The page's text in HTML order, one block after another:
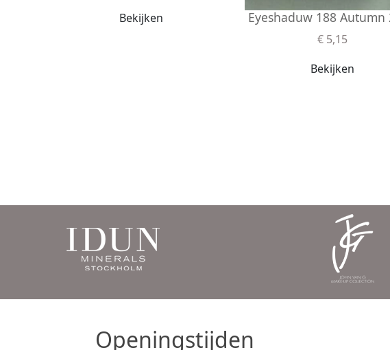
Bekijken Eyeshaduw 188 Autumn
€ 5,15
Bekijken
Openingstijden